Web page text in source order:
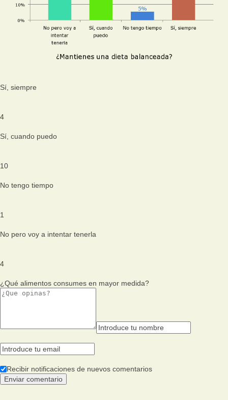
Sí, siempre
4
Sí, cuando puedo
10
No tengo tiempo
1
No pero voy a intentar tenerla
4
¿Qué alimentos consumes en mayor medida?
Recibir notificaciones de nuevos comentarios